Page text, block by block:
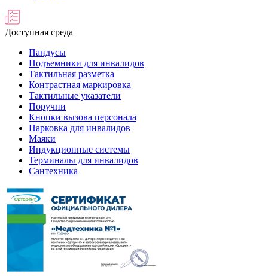
Доступная среда
Пандусы
Подъемники для инвалидов
Тактильная разметка
Контрастная маркировка
Тактильные указатели
Поручни
Кнопки вызова персонала
Парковка для инвалидов
Маяки
Индукционные системы
Терминалы для инвалидов
Сантехника